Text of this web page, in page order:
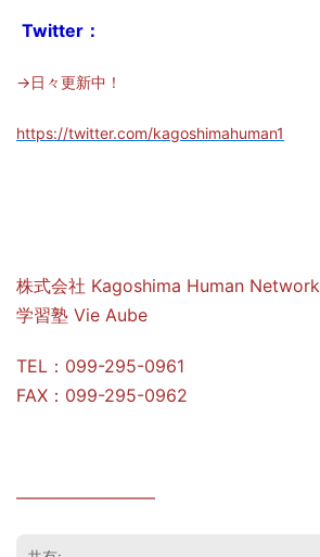
Twitter：
→日々更新中！
https://twitter.com/kagoshimahuman1
株式会社 Kagoshima Human Network
学習塾 Vie Aube
TEL：099-295-0961
FAX：099-295-0962
————————